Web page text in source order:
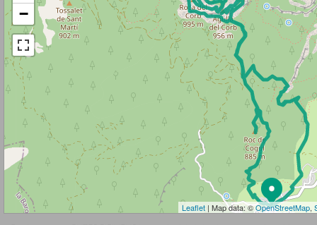
−
Leaflet | Map data: ©OpenStreetMap,